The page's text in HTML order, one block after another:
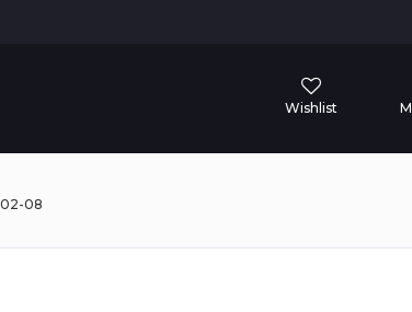
Wishlist
02-08